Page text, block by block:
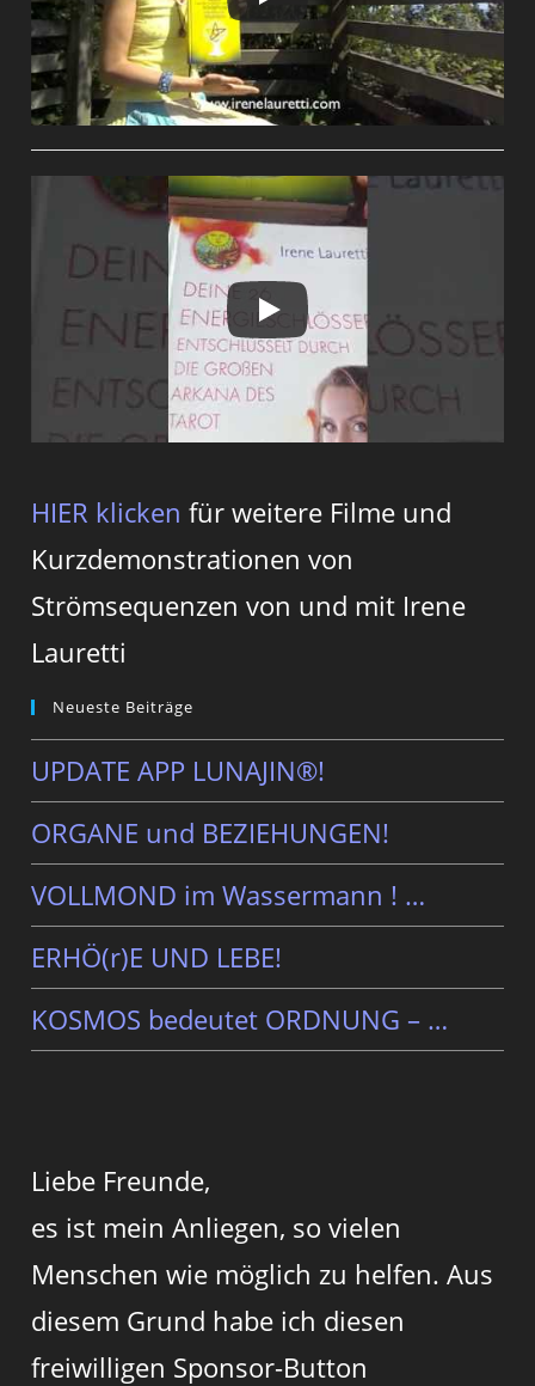
HIER klicken für weitere Filme und
Kurzdemonstrationen von
Strömsequenzen von und mit Irene
Lauretti
Neueste Beiträge
UPDATE APP LUNAJIN®!
ORGANE und BEZIEHUNGEN!
VOLLMOND im Wassermann ! …
ERHÖ(r)E UND LEBE!
KOSMOS bedeutet ORDNUNG – …
Liebe Freunde,
es ist mein Anliegen, so vielen
Menschen wie möglich zu helfen. Aus
diesem Grund habe ich diesen
freiwilligen Sponsor-Button